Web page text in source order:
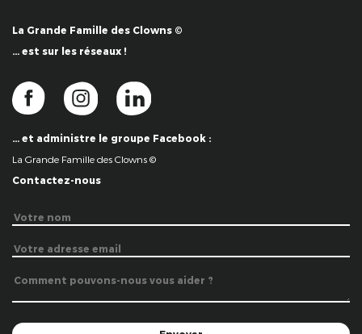
La Grande Famille des Clowns ©
… est sur les réseaux !
… et administre le groupe Facebook :
La Grande Famille des Clowns ©
Contactez-nous